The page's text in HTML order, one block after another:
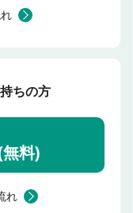
ちの方
料)
れ